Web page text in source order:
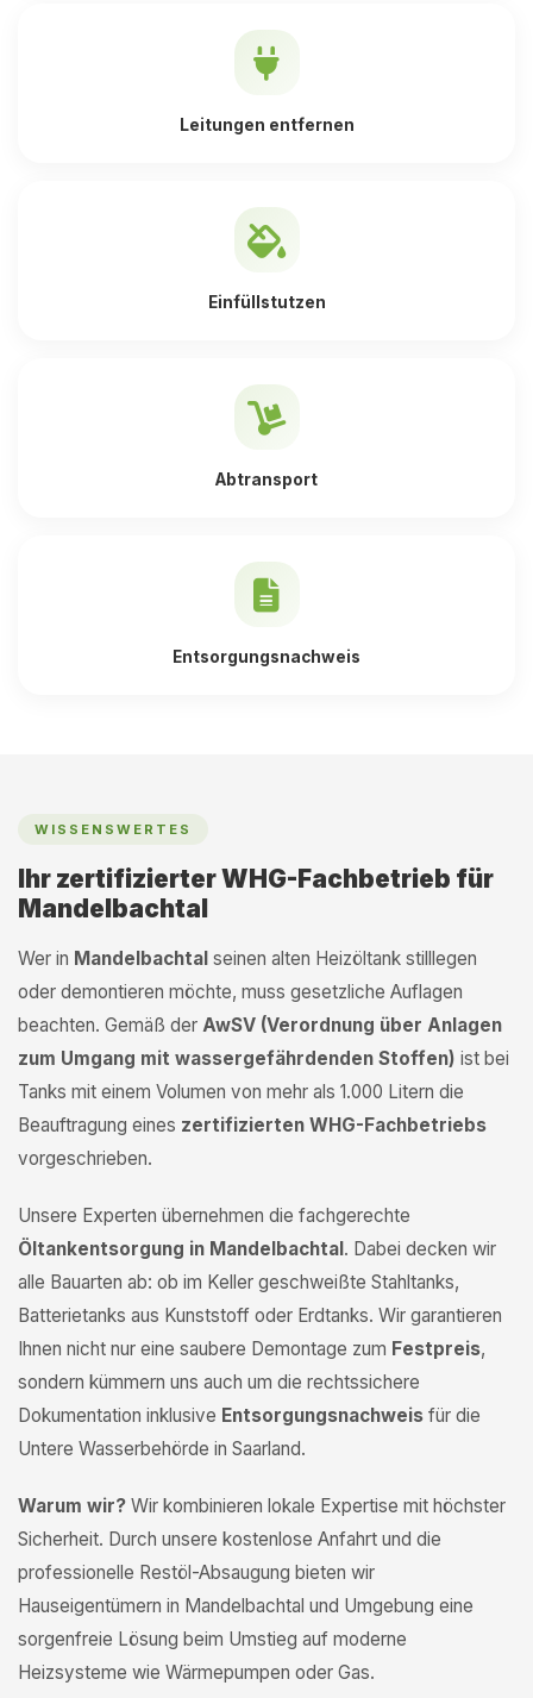
Leitungen entfernen
Einfüllstutzen
Abtransport
Entsorgungsnachweis
WISSENSWERTES
Ihr zertifizierter WHG-Fachbetrieb für
Mandelbachtal
Wer in Mandelbachtal seinen alten Heizöltank stilllegen
oder demontieren möchte, muss gesetzliche Auflagen
beachten. Gemäß der AwSV (Verordnung über Anlagen
zum Umgang mit wassergefährdenden Stoffen) ist bei
Tanks mit einem Volumen von mehr als 1.000 Litern die
Beauftragung eines zertifizierten WHG-Fachbetriebs
vorgeschrieben.
Unsere Experten übernehmen die fachgerechte
Öltankentsorgung in Mandelbachtal. Dabei decken wir
alle Bauarten ab: ob im Keller geschweißte Stahltanks,
Batterietanks aus Kunststoff oder Erdtanks. Wir garantieren
Ihnen nicht nur eine saubere Demontage zum Festpreis,
sondern kümmern uns auch um die rechtssichere
Dokumentation inklusive Entsorgungsnachweis für die
Untere Wasserbehörde in Saarland.
Warum wir? Wir kombinieren lokale Expertise mit höchster
Sicherheit. Durch unsere kostenlose Anfahrt und die
professionelle Restöl-Absaugung bieten wir
Hauseigentümern in Mandelbachtal und Umgebung eine
sorgenfreie Lösung beim Umstieg auf moderne
Heizsysteme wie Wärmepumpen oder Gas.